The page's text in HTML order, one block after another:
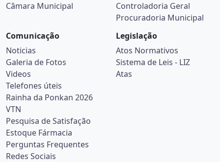
Câmara Municipal
Controladoria Geral
Procuradoria Municipal
Comunicação
Noticias
Galeria de Fotos
Videos
Telefones úteis
Rainha da Ponkan 2026
VTN
Pesquisa de Satisfação
Estoque Fármacia
Perguntas Frequentes
Redes Sociais
Legislação
Atos Normativos
Sistema de Leis - LIZ
Atas